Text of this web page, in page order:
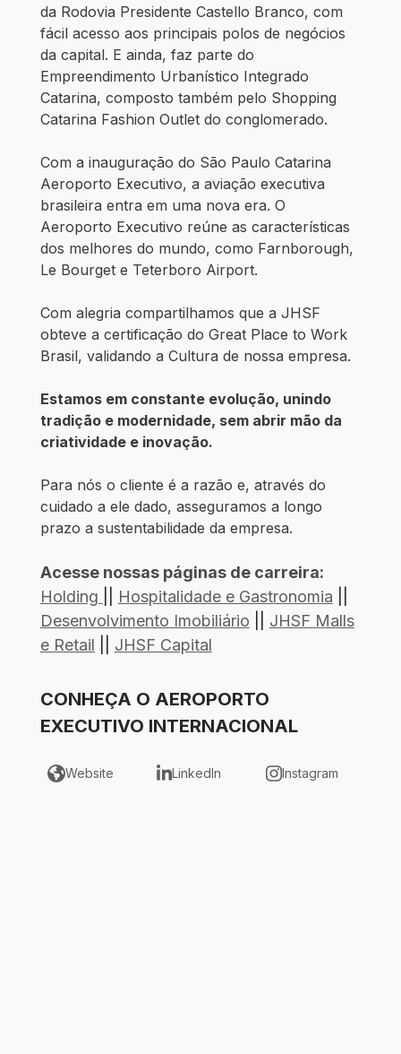
da Rodovia Presidente Castello Branco, com
fácil acesso aos principais polos de negócios
da capital. E ainda, faz parte do
Empreendimento Urbanístico Integrado
Catarina, composto também pelo Shopping
Catarina Fashion Outlet do conglomerado.
Com a inauguração do São Paulo Catarina
Aeroporto Executivo, a aviação executiva
brasileira entra em uma nova era. O
Aeroporto Executivo reúne as características
dos melhores do mundo, como Farnborough,
Le Bourget e Teterboro Airport.
Com alegria compartilhamos que a JHSF
obteve a certificação do Great Place to Work
Brasil, validando a Cultura de nossa empresa.
Estamos em constante evolução, unindo
tradição e modernidade, sem abrir mão da
criatividade e inovação.
Para nós o cliente é a razão e, através do
cuidado a ele dado, asseguramos a longo
prazo a sustentabilidade da empresa.
Acesse nossas páginas de carreira:
Holding
Hospitalidade e Gastronomia
Desenvolvimento Imobiliário
JHSF Malls
e Retail
JHSF Capital
CONHEÇA O AEROPORTO
EXECUTIVO INTERNACIONAL
Website LinkedIn Instagram